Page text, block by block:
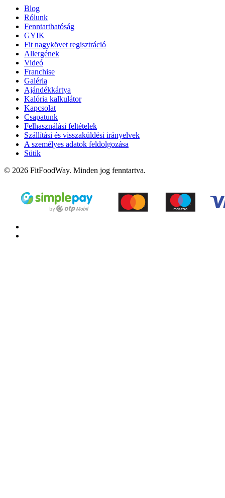
Blog
Rólunk
Fenntarthatóság
GYIK
Fit nagykövet regisztráció
Allergének
Videó
Franchise
Galéria
Ajándékkártya
Kalória kalkulátor
Kapcsolat
Csapatunk
Felhasználási feltételek
Szállítási és visszaküldési irányelvek
A személyes adatok feldolgozása
Sütik
© 2026 FitFoodWay. Minden jog fenntartva.